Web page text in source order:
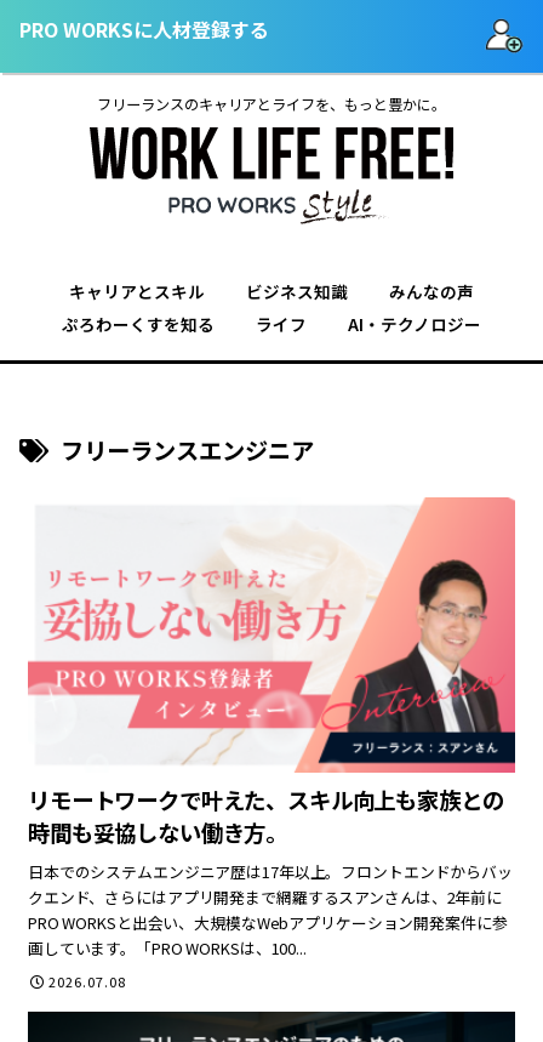
フリーランスのキャリアとライフを、もっと豊かに。
キャリアとスキル ビジネス知識
みんなの声
ぷろわーくすを知る
ライフ AI・テクノロジー
PRO WORKSに人材登録する
フリーランスエンジニア
リモートワークで叶えた、スキル向上も家族との
時間も妥協しない働き方。
日本でのシステムエンジニア歴は17年以上。フロントエンドからバッ
クエンド、さらにはアプリ開発まで網羅するスアンさんは、2年前に
PRO WORKSと出会い、大規模なWebアプリケーション開発案件に参
画しています。「PRO WORKSは、100...
2026.07.08